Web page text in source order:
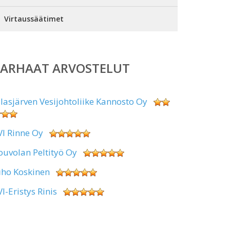
Virtaussäätimet
ARVOSTELUT
Vesijohtoliike Kannosto Oy
Rinne Oy
Peltityö Oy
Koskinen
Eristys Rinis